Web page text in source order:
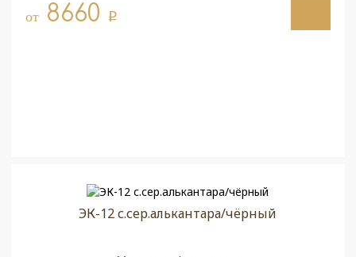
от8660 q
ЭК-12 с.сер.алькантара/чёрный